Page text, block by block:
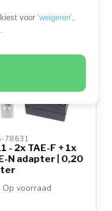
kiest voor‘weigeren’,
78631
- 2x TAE-F + 1x
N adapter | 0,20
Op voorraad